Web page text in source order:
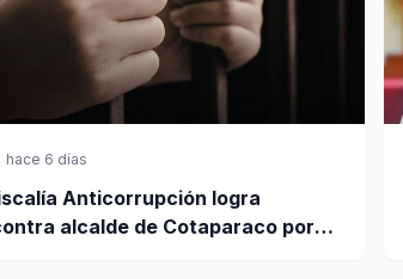
hace 6 días
Anticorrupción logra
alcalde de Cotaparaco por